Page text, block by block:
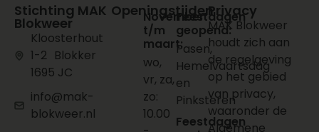
Stichting MAK
Blokweer
Kloosterhout
1-2 Blokker
1695 JC
info@mak-
blokweer.nl
Openingstijden
November
t/m
maart:
wo,
vr, za,
zo:
10.00
Feestdagen
geopend:
Pasen,
Hemelvaartsdag
en
Pinksteren
Feestdagen
Privacy
MAK Blokweer
houdt zich aan
de regelgeving
op het gebied
van privacy,
waaronder de
Algemene